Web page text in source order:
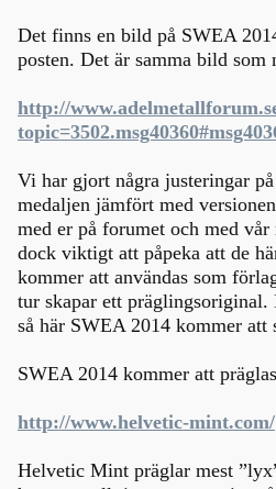
Det finns en bild på SWEA
posten. Det är samma bild som
http://
Vi har gjort några justeringar
medaljen jämfört med
med er på forumet och med
dock viktigt att påpeka att de
kommer att användas som
tur skapar ett präglingsoriginal.
så här SWEA 2014 kommer att
SWEA 2014 kommer att
http://www.helvetic-mint.com/
Helvetic Mint präglar mest